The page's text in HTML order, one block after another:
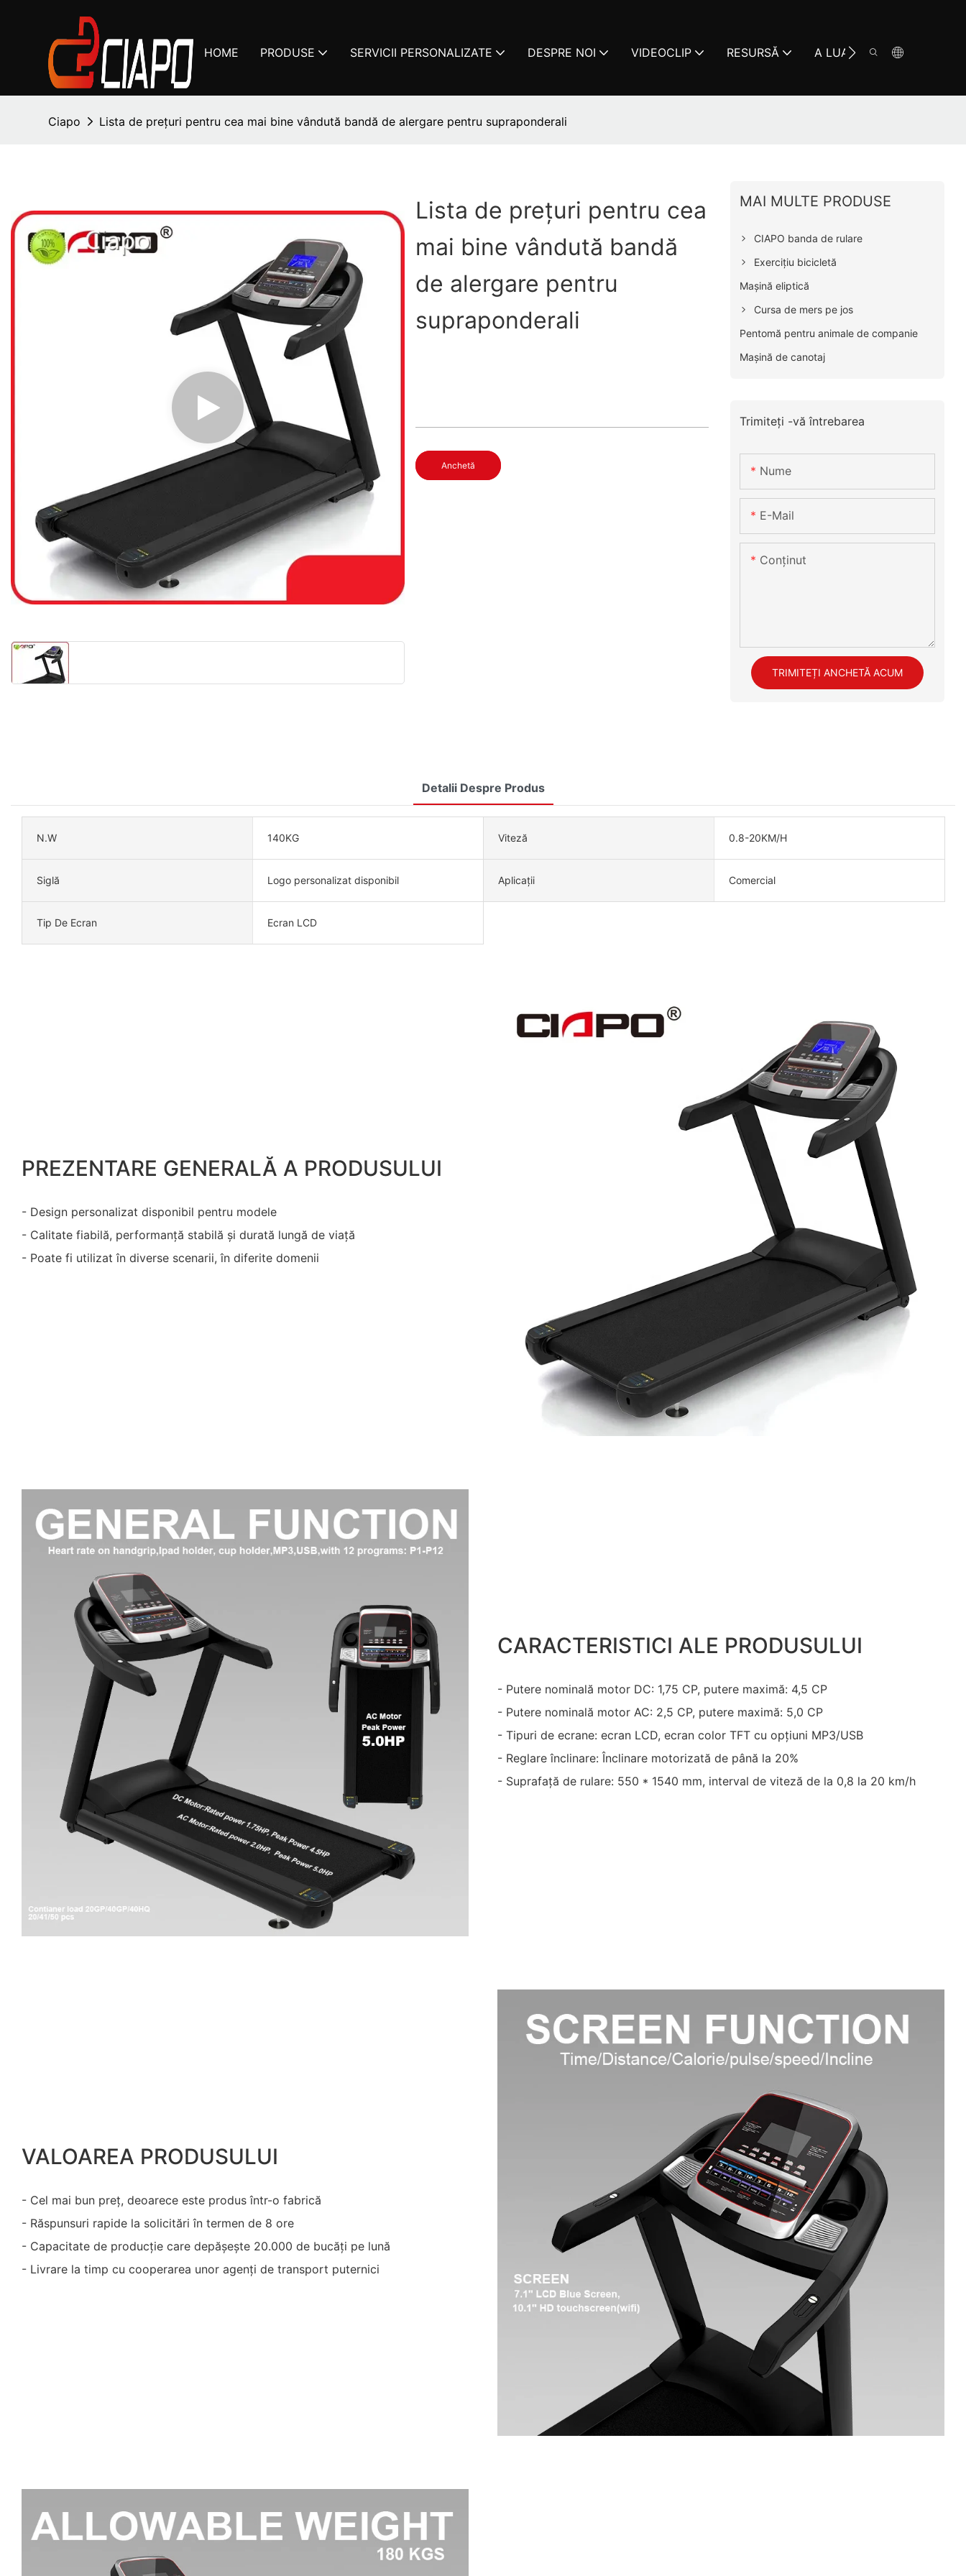
HOME PRODUSE SERVICII PERSONALIZATE DESPRE NOI VIDEOCLIP RESURSĂ A LUA LEGATURA
Ciapo Lista de prețuri pentru cea mai bine vândută bandă de alergare pentru supraponderali
Lista de prețuri pentru cea
mai bine vândută bandă
de alergare pentru
supraponderali
Anchetă
MAI MULTE PRODUSE
CIAPO banda de rulare
Exercițiu bicicletă
Mașină eliptică
Cursa de mers pe jos
Pentomă pentru animale de companie
Mașină de canotaj
Trimiteți -vă întrebarea
Nume
E-Mail
Conţinut
TRIMITEȚI ANCHETĂ ACUM
Detalii Despre Produs
N.W 140KG Viteză 0.8-20KM/H
Siglă Logo personalizat disponibil Aplicații Comercial
Tip De Ecran Ecran LCD
PREZENTARE GENERALĂ A PRODUSULUI
- Design personalizat disponibil pentru modele
- Calitate fiabilă, performanță stabilă și durată lungă de viață
- Poate fi utilizat în diverse scenarii, în diferite domenii
CARACTERISTICI ALE PRODUSULUI
- Putere nominală motor DC: 1,75 CP, putere maximă: 4,5 CP
- Putere nominală motor AC: 2,5 CP, putere maximă: 5,0 CP
- Tipuri de ecrane: ecran LCD, ecran color TFT cu opțiuni MP3/USB
- Reglare înclinare: Înclinare motorizată de până la 20%
- Suprafață de rulare: 550 * 1540 mm, interval de viteză de la 0,8 la 20 km/h
VALOAREA PRODUSULUI
- Cel mai bun preț, deoarece este produs într-o fabrică
- Răspunsuri rapide la solicitări în termen de 8 ore
- Capacitate de producție care depășește 20.000 de bucăți pe lună
- Livrare la timp cu cooperarea unor agenți de transport puternici